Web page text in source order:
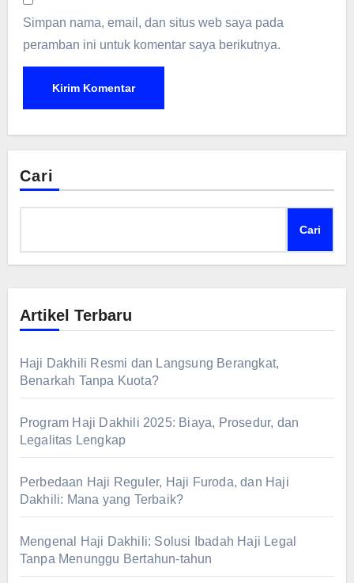
Simpan nama, email, dan situs web saya pada
peramban ini untuk komentar saya berikutnya.
Cari
Cari
Artikel Terbaru
Haji Dakhili Resmi dan Langsung Berangkat,
Benarkah Tanpa Kuota?
Program Haji Dakhili 2025: Biaya, Prosedur, dan
Legalitas Lengkap
Perbedaan Haji Reguler, Haji Furoda, dan Haji
Dakhili: Mana yang Terbaik?
Mengenal Haji Dakhili: Solusi Ibadah Haji Legal
Tanpa Menunggu Bertahun-tahun